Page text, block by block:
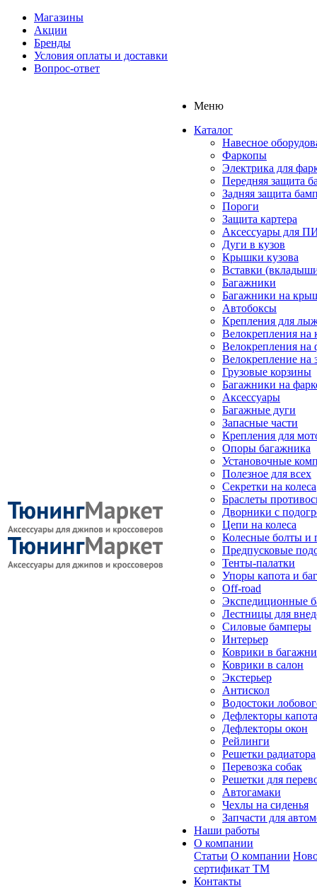
Магазины
Акции
Бренды
Условия оплаты и доставки
Вопрос-ответ
Меню
Каталог
Навесное
Фаркопы
Электрика для
Передняя защита
Задняя защита
Пороги
Защита картера
Аксессуары для
Дуги в кузов
Крышки кузова
Вставки
Багажники
Багажники на
Автобоксы
Крепления для
Велокрепления
Велокрепления на
Велокрепление на
Грузовые корзины
Багажники на
Аксессуары
Багажные дуги
Запасные части
Крепления для
Опоры багажника
Установочные
Полезное для всех
Секретки на колеса
Браслеты
Дворники с
Цепи на колеса
Колесные болты и
Предпусковые
Тенты-палатки
Упоры капота и
Off-road
Экспедиционные
Лестницы для
Силовые бамперы
Интерьер
Коврики в
Коврики в салон
Экстерьер
Антискол
Водостоки
Дефлекторы капота
Дефлекторы окон
Рейлинги
Решетки радиатора
Перевозка собак
Решетки для
Автогамаки
Чехлы на сиденья
Запчасти для
Наши работы
О компании
Статьи О компании
сертификат ТМ
Контакты